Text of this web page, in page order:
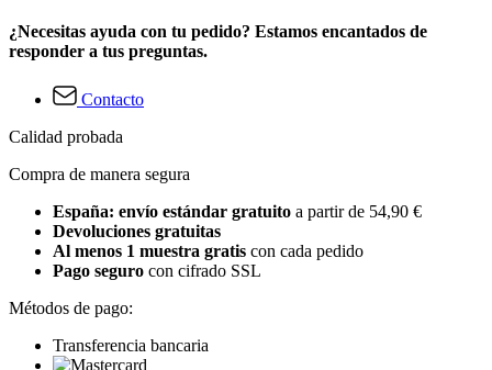
¿Necesitas ayuda con tu pedido? Estamos encantados de
responder a tus preguntas.
Contacto
Calidad probada
Compra de manera segura
España: envío estándar gratuito a partir de 54,90 €
Devoluciones gratuitas
Al menos 1 muestra gratis con cada pedido
Pago seguro con cifrado SSL
Métodos de pago:
Transferencia bancaria